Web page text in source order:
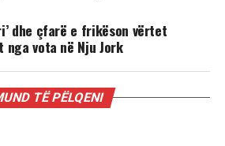
dhe çfarë e frikëson vërtet
nga vota në Nju Jork
TË PËLQENI